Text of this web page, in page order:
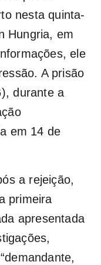
nesta quinta-
Hungria, em
ele
A prisão
durante a
em 14 de
a rejeição,
primeira
apresentada